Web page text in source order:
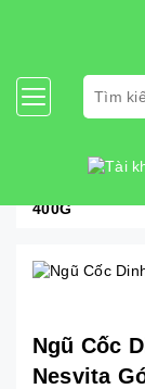
Trang chủ Đồ
Ngũ Cốc
400G
Ngũ Cốc
Nesvita